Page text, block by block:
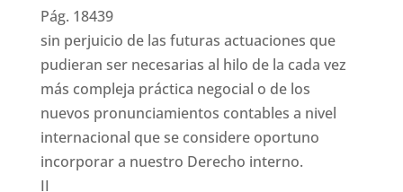
Pág. 18439
sin perjuicio de las futuras actuaciones que
pudieran ser necesarias al hilo de la cada vez
más compleja práctica negocial o de los
nuevos pronunciamientos contables a nivel
internacional que se considere oportuno
incorporar a nuestro Derecho interno.
II